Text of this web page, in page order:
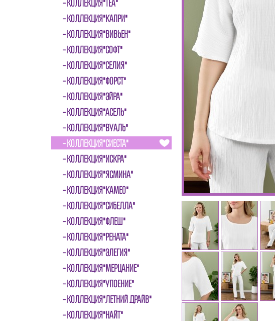
КОЛЛЕКЦИЯ"ТЕА"
КОЛЛЕКЦИЯ"КАПРИ"
КОЛЛЕКЦИЯ"ВИВЬЕН"
КОЛЛЕКЦИЯ"СОФТ"
КОЛЛЕКЦИЯ"СЕЛИЯ"
КОЛЛЕКЦИЯ"ФОРСТ"
КОЛЛЕКЦИЯ"ЭЙРА"
КОЛЛЕКЦИЯ"АСЕЛЬ"
КОЛЛЕКЦИЯ"ВУАЛЬ"
КОЛЛЕКЦИЯ"СИЕСТА"
КОЛЛЕКЦИЯ"ИСКРА"
КОЛЛЕКЦИЯ"ЯСМИНА"
КОЛЛЕКЦИЯ"КАМЕО"
КОЛЛЕКЦИЯ"СИБЕЛЛА"
КОЛЛЕКЦИЯ"ФЛЕШ"
КОЛЛЕКЦИЯ"РЕНАТА"
КОЛЛЕКЦИЯ"ЭЛЕГИЯ"
КОЛЛЕКЦИЯ"МЕРЦАНИЕ"
КОЛЛЕКЦИЯ"УПОЕНИЕ"
КОЛЛЕКЦИЯ"ЛЕТНИЙ ДРАЙВ"
КОЛЛЕКЦИЯ"НАЙТ"